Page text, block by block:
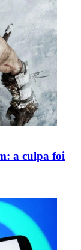
a culpa foi